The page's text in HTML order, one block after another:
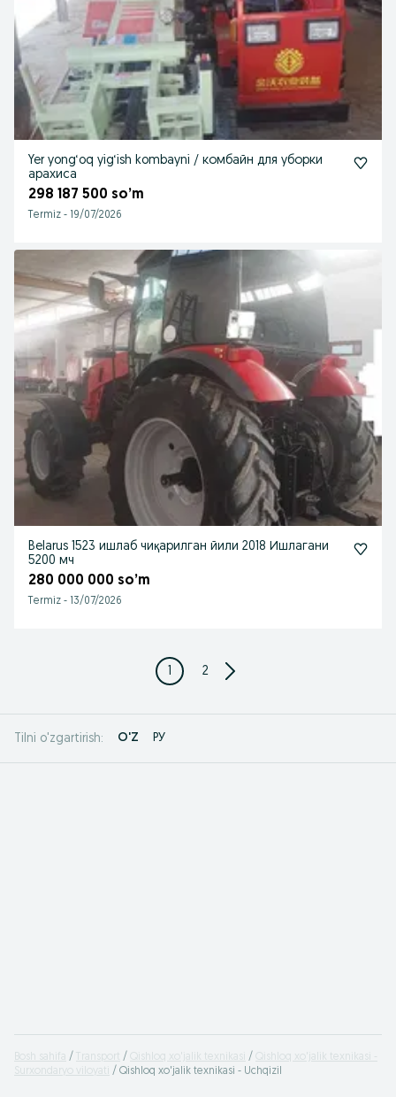
Yer yong‘oq yig‘ish kombayni / комбайн для уборки
арахиса
298 187 500 so’m
Termiz - 19/07/2026
Belarus 1523 ишлаб чиқарилган йили 2018 Ишлагани
5200 мч
280 000 000 so’m
Termiz - 13/07/2026
1 2
Tilni o'zgartirish: O'Z РУ
Bosh sahifa Transport Qishloq xo'jalik texnikasi
Qishloq xo'jalik texnikasi -
Surxondaryo viloyati
Qishloq xo'jalik texnikasi - Uchqizil